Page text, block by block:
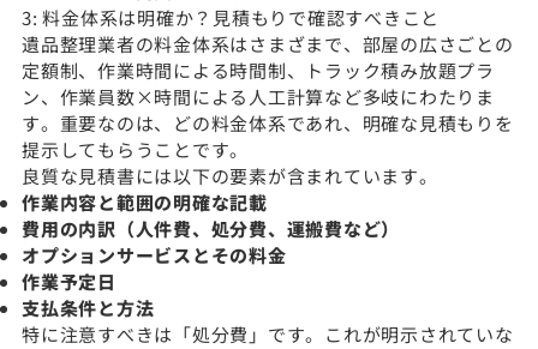
3: 料金体系は明確か？見積もりで確認すべきこと
遺品整理業者の料金体系はさまざまで、部屋の広さごとの
定額制、作業時間による時間制、トラック積み放題プラ
ン、作業員数×時間による人工計算など多岐にわたりま
す。重要なのは、どの料金体系であれ、明確な見積もりを
提示してもらうことです。
良質な見積書には以下の要素が含まれています。
作業内容と範囲の明確な記載
費用の内訳（人件費、処分費、運搬費など）
オプションサービスとその料金
作業予定日
支払条件と方法
特に注意すべきは「処分費」です。これが明示されていな